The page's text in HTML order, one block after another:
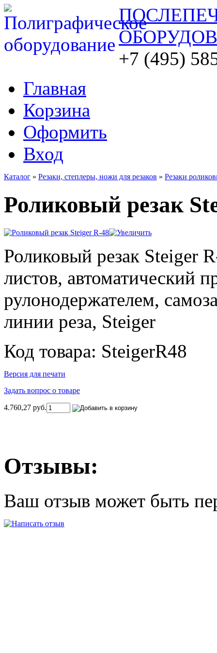
+7 (495)
Главная
Корзина
Оформить
Вход
Каталог » Резаки, степлеры, ножи для резаков » Резаки
Роликовый резак
Роликовый резак Steiger
листов, автоматический
рулонодержателем,
линии реза, Steiger
Код товара: SteigerR48
Версия для печати
Задать вопрос о товаре
4.760,27 руб.
Отзывы:
Ваш отзыв может быть